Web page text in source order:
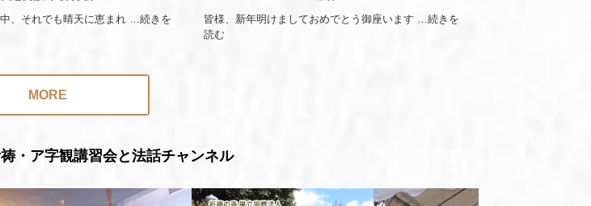
、それでも晴天に恵まれ …続きを
皆様、新年明けましておめでとう御座います …続きを
読む
MORE
・ア字観講習会と法話チャンネル